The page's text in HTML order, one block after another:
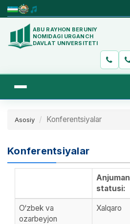
ABU RAYHON BERUNIY
NOMIDAGI URGANCH
DAVLAT UNIVERSITETI
Asosiy Konferentsiyalar
Konferentsiyalar
Anjuman
statusi:
O‘zbek va
ozarbeyjon
Xalqaro